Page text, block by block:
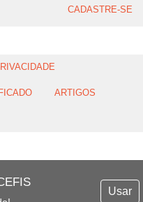
Usar
CADASTRE-SE
ARTIGOS